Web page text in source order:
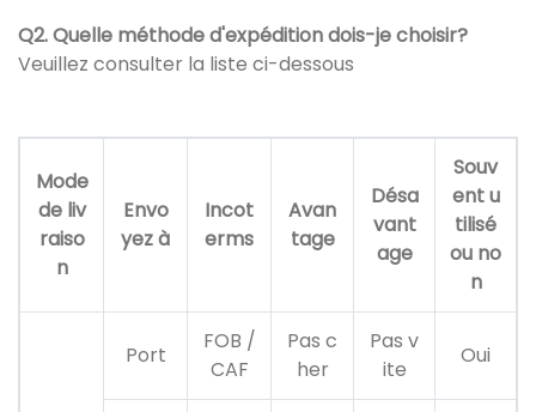
Q2. Quelle méthode d'expédition dois-je choisir?
Veuillez consulter la liste ci-dessous
Mode
de liv
raiso
n
Envo
yez à
Incot
erms
Avan
tage
Désa
vant
age
Souv
ent u
tilisé
ou no
n
Port
FOB /
CAF
Pas c
her
Pas v
ite
Oui